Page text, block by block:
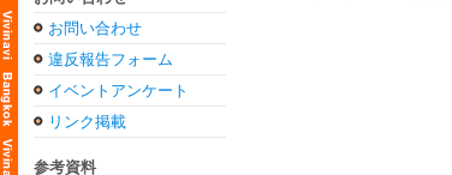
お問い合わせ
違反報告フォーム
イベントアンケート
リンク掲載
参考資料